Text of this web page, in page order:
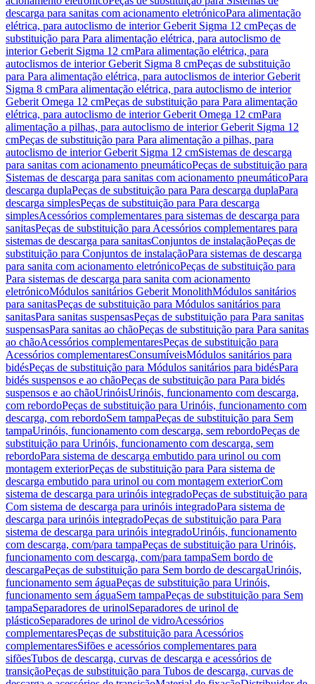
descarga para sanitas com acionamento eletrónicoPara alimentação
elétrica, para autoclismo de interior Geberit Sigma 12 cmPeças de
substituição para Para alimentação elétrica, para autoclismo de
interior Geberit Sigma 12 cmPara alimentação elétrica, para
autoclismos de interior Geberit Sigma 8 cmPeças de substituição
para Para alimentação elétrica, para autoclismos de interior Geberit
Sigma 8 cmPara alimentação elétrica, para autoclismo de interior
Geberit Omega 12 cmPeças de substituição para Para alimentação
elétrica, para autoclismo de interior Geberit Omega 12 cmPara
alimentação a pilhas, para autoclismo de interior Geberit Sigma 12
cmPeças de substituição para Para alimentação a pilhas, para
autoclismo de interior Geberit Sigma 12 cmSistemas de descarga
para sanitas com acionamento pneumáticoPeças de substituição para
Sistemas de descarga para sanitas com acionamento pneumáticoPara
descarga duplaPeças de substituição para Para descarga duplaPara
descarga simplesPeças de substituição para Para descarga
simplesAcessórios complementares para sistemas de descarga para
sanitasPeças de substituição para Acessórios complementares para
sistemas de descarga para sanitasConjuntos de instalaçãoPeças de
substituição para Conjuntos de instalaçãoPara sistemas de descarga
para sanita com acionamento eletrónicoPeças de substituição para
Para sistemas de descarga para sanita com acionamento
eletrónicoMódulos sanitários Geberit MonolithMódulos sanitários
para sanitasPeças de substituição para Módulos sanitários para
sanitasPara sanitas suspensasPeças de substituição para Para sanitas
suspensasPara sanitas ao chãoPeças de substituição para Para sanitas
ao chãoAcessórios complementaresPeças de substituição para
Acessórios complementaresConsumíveisMódulos sanitários para
bidésPeças de substituição para Módulos sanitários para bidésPara
bidés suspensos e ao chãoPeças de substituição para Para bidés
suspensos e ao chãoUrinóisUrinóis, funcionamento com descarga,
com rebordoPeças de substituição para Urinóis, funcionamento com
descarga, com rebordoSem tampaPeças de substituição para Sem
tampaUrinóis, funcionamento com descarga, sem rebordoPeças de
substituição para Urinóis, funcionamento com descarga, sem
rebordoPara sistema de descarga embutido para urinol ou com
montagem exteriorPeças de substituição para Para sistema de
descarga embutido para urinol ou com montagem exteriorCom
sistema de descarga para urinóis integradoPeças de substituição para
Com sistema de descarga para urinóis integradoPara sistema de
descarga para urinóis integradoPeças de substituição para Para
sistema de descarga para urinóis integradoUrinóis, funcionamento
com descarga, com/para tampaPeças de substituição para Urinóis,
funcionamento com descarga, com/para tampaSem bordo de
descargaPeças de substituição para Sem bordo de descargaUrinóis,
funcionamento sem águaPeças de substituição para Urinóis,
funcionamento sem águaSem tampaPeças de substituição para Sem
tampaSeparadores de urinolSeparadores de urinol de
plásticoSeparadores de urinol de vidroAcessórios
complementaresPeças de substituição para Acessórios
complementaresSifões e acessórios complementares para
sifõesTubos de descarga, curvas de descarga e acessórios de
transiçãoPeças de substituição para Tubos de descarga, curvas de